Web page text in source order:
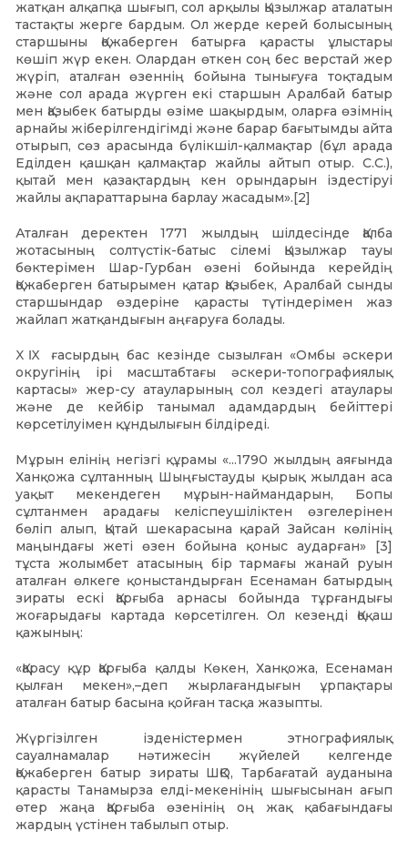
жатқан алқапқа шығып, сол арқылы Қызылжар аталатын
тастақты жерге бардым. Ол жерде керей болысының
старшыны Қожаберген батырға қарасты ұлыстары
көшіп жүр екен. Олардан өткен соң бес верстай жер
жүріп, аталған өзеннің бойына тынығуға тоқтадым
және сол арада жүрген екі старшын Аралбай батыр
мен Қазыбек батырды өзіме шақырдым, оларға өзімнің
арнайы жіберілгендігімді және барар бағытымды айта
отырып, сөз арасында бүлікшіл-қалмақтар (бұл арада
Еділден қашқан қалмақтар жайлы айтып отыр. С.С.),
қытай мен қазақтардың кен орындарын іздестіруі
жайлы ақпараттарына барлау жасадым».[2]
Аталған деректен 1771 жылдың шілдесінде Қалба
жотасының солтүстік-батыс сілемі Қызылжар тауы
бөктерімен Шар-Гурбан өзені бойында керейдің
Қожаберген батырымен қатар Қазыбек, Аралбай сынды
старшындар өздеріне қарасты түтіндерімен жаз
жайлап жатқандығын аңғаруға болады.
ⅩⅨ ғасырдың бас кезінде сызылған «Омбы әскери
округінің ірі масштабтағы әскери-топографиялық
картасы» жер-су атауларының сол кездегі атаулары
және де кейбір танымал адамдардың бейіттері
көрсетілуімен құндылығын білдіреді.
Мұрын елінің негізгі құрамы «...1790 жылдың аяғында
Ханқожа сұлтанның Шыңғыстауды қырық жылдан аса
уақыт мекендеген мұрын-наймандарын, Бопы
сұлтанмен арадағы келіспеушіліктен өзгелерінен
бөліп алып, Қытай шекарасына қарай Зайсан көлінің
маңындағы жеті өзен бойына қоныс аударған» [3]
тұста жолымбет атасының бір тармағы жанай руын
аталған өлкеге қоныстандырған Есенаман батырдың
зираты ескі Қарғыба арнасы бойында тұрғандығы
жоғарыдағы картада көрсетілген. Ол кезеңді Қоқаш
қажының:
«Қарасу құр Қарғыба қалды Көкен, Ханқожа, Есенаман
қылған мекен»,–деп жырлағандығын ұрпақтары
аталған батыр басына қойған тасқа жазыпты.
Жүргізілген ізденістермен этнографиялық
сауалнамалар нәтижесін жүйелей келгенде
Қожаберген батыр зираты ШҚО, Тарбағатай ауданына
қарасты Танамырза елді-мекенінің шығысынан ағып
өтер жаңа Қарғыба өзенінің оң жақ қабағындағы
жардың үстінен табылып отыр.